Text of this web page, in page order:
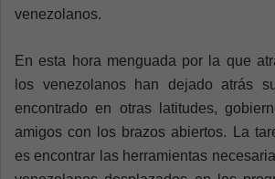
venezolanos.
En esta hora menguada por la que
los venezolanos han dejado atrás
encontrado en otras latitudes,
amigos con los brazos abiertos. La
es encontrar las herramientas